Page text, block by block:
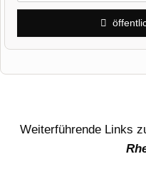
Weiterführende Links